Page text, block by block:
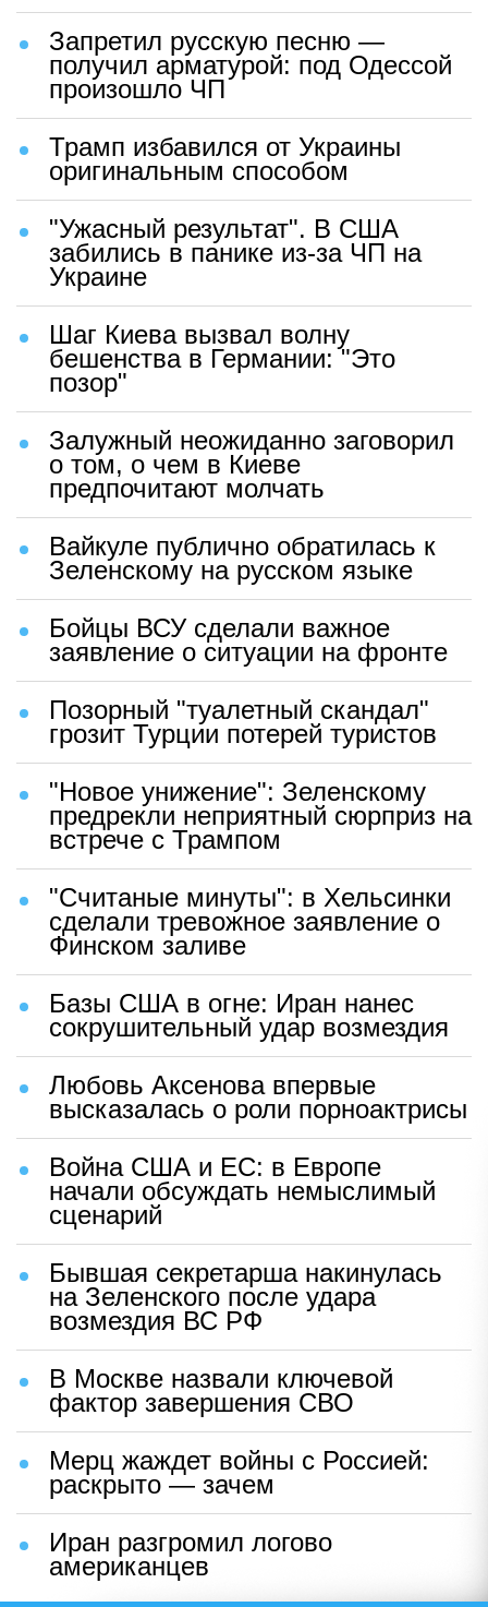
Запретил русскую песню —
получил арматурой: под Одессой
произошло ЧП
Трамп избавился от Украины
оригинальным способом
"Ужасный результат". В США
забились в панике из-за ЧП на
Украине
Шаг Киева вызвал волну
бешенства в Германии: "Это
позор"
Залужный неожиданно заговорил
о том, о чем в Киеве
предпочитают молчать
Вайкуле публично обратилась к
Зеленскому на русском языке
Бойцы ВСУ сделали важное
заявление о ситуации на фронте
Позорный "туалетный скандал"
грозит Турции потерей туристов
"Новое унижение": Зеленскому
предрекли неприятный сюрприз на
встрече с Трампом
"Считаные минуты": в Хельсинки
сделали тревожное заявление о
Финском заливе
Базы США в огне: Иран нанес
сокрушительный удар возмездия
Любовь Аксенова впервые
высказалась о роли порноактрисы
Война США и ЕС: в Европе
начали обсуждать немыслимый
сценарий
Бывшая секретарша накинулась
на Зеленского после удара
возмездия ВС РФ
В Москве назвали ключевой
фактор завершения СВО
Мерц жаждет войны с Россией:
раскрыто — зачем
Иран разгромил логово
американцев